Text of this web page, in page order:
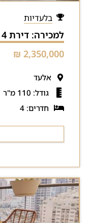
בלעדיות
למכירה: דירת 4 חד' רשבי אלעד
2,350,000 ₪
אלעד
גודל: 110 מ"ר
חדרים: 4